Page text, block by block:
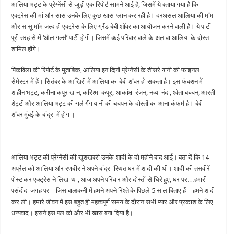
आलिया भट्ट के प्रेग्नेंसी से जुड़ी एक रिपोर्ट सामने आई है, जिसमें ये बताया गया है कि
एक्ट्रेस की मां और सास उनके लिए कुछ खास प्लान कर रही है। दरअसल आलिया की मॉम
और सासू मॉम जल्द ही एक्ट्रेस के लिए ग्रैंड बेबी शॉवर का आयोजन करने वाली है। ये पार्टी
पूरी तरह से में ‘ऑल गर्ल्स’ पार्टी होगी। जिसमें कई परिवार वाले के अलावा आलिया के दोस्त
शामिल होंगे।
पिंकविला की रिपोर्ट के मुताबिक, आलिया इन दिनों प्रेग्नेंसी के तीसरे यानी की फाइनल
सेमेस्टर में हैं। सितंबर के आखिरी में आलिया का बेबी शॉवर हो सकता है। इस फंक्शन में
शाहीन भट्ट, करीना कपूर खान, करिश्मा कपूर, आकांक्षा रंजन, नव्या नंदा, श्वेता बच्चन, आरती
शेट्टी और आलिया भट्ट की गर्ल गैंग यानी की बचपन के दोस्तों का आना कंफर्म है। बेबी
शॉवर मुंबई के बांद्रा में होगा।
आलिया भट्ट की प्रेग्नेंसी की खुशखबरी उनके शादी के दो महीने बाद आई। बता दें कि 14
अप्रैल को आलिया और रणबीर ने अपने बांद्रा स्थित घर में शादी की थी। शादी की तसवीरें
पोस्ट कर एक्ट्रेस ने लिखा था, आज अपने परिवार और दोस्तों से घिरे हुए, घर पर…हमारी
पसंदीदा जगह पर – जिस बालकनी में हमने अपने रिश्ते के पिछले 5 साल बिताए हैं – हमने शादी
कर ली। हमारे जीवन में इस बहुत ही महत्वपूर्ण समय के दौरान सभी प्यार और प्रकाश के लिए
धन्यवाद। इसने इस पल को और भी खास बना दिया है।